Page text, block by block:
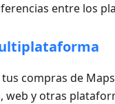
entre los
compras de
web y otras